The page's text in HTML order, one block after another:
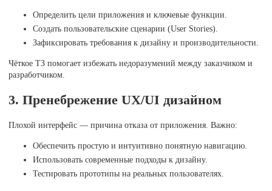
Определить цели приложения и ключевые функции.
Создать пользовательские сценарии (User Stories).
Зафиксировать требования к дизайну и производительности.
Чёткое ТЗ помогает избежать недоразумений между заказчиком и
разработчиком.
3. Пренебрежение UX/UI дизайном
Плохой интерфейс — причина отказа от приложения. Важно:
Обеспечить простую и интуитивно понятную навигацию.
Использовать современные подходы к дизайну.
Тестировать прототипы на реальных пользователях.